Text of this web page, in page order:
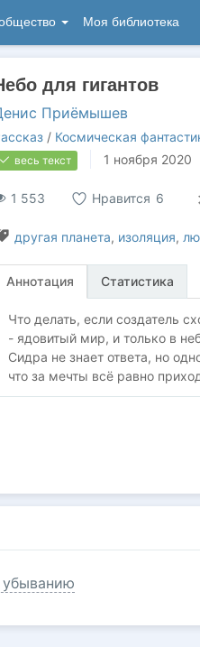
Моя библиотека
для гигантов
Приёмышев
/ Космическая
весь текст 1 ноября 2020
1 553 Нравится 6
другая планета, изоляция,
Аннотация Статистика
Что делать, если создатель
- ядовитый мир, и только в
Сидра не знает ответа, но
что за мечты всё равно